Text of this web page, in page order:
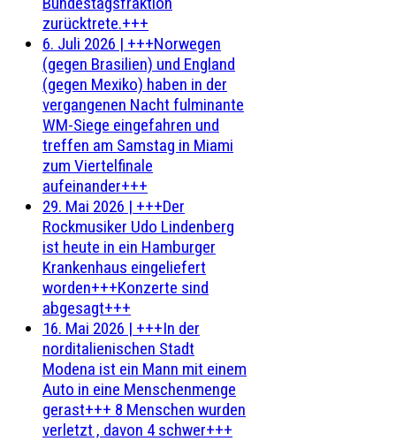
zurücktrete.+++
6. Juli 2026 | +++Norwegen
(gegen Brasilien) und England
(gegen Mexiko) haben in der
vergangenen Nacht fulminante
WM-Siege eingefahren und
treffen am Samstag in Miami
zum Viertelfinale
aufeinander+++
29. Mai 2026 | +++Der
Rockmusiker Udo Lindenberg
ist heute in ein Hamburger
Krankenhaus eingeliefert
worden+++Konzerte sind
abgesagt+++
16. Mai 2026 | +++In der
norditalienischen Stadt
Modena ist ein Mann mit einem
Auto in eine Menschenmenge
gerast+++ 8 Menschen wurden
verletzt , davon 4 schwer+++